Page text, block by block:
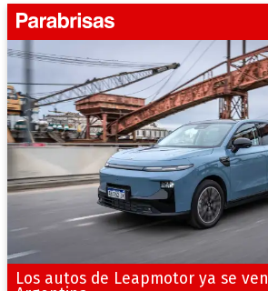
Los autos de Leapmotor ya se